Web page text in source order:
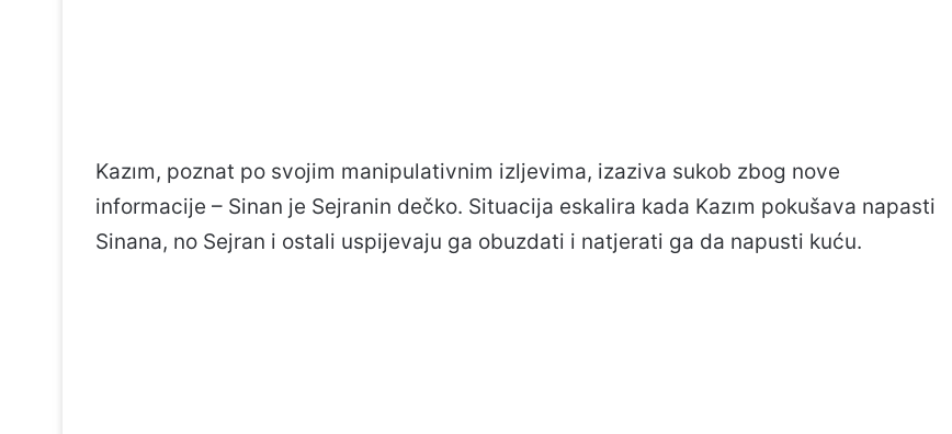
Kazım, poznat po svojim manipulativnim izljevima, izaziva sukob zbog nove
informacije – Sinan je Sejranin dečko. Situacija eskalira kada Kazım pokušava napasti
Sinana, no Sejran i ostali uspijevaju ga obuzdati i natjerati ga da napusti kuću.